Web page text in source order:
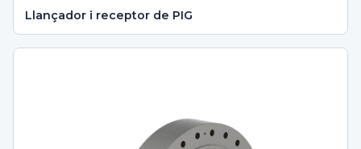
Llançador i receptor de PIG